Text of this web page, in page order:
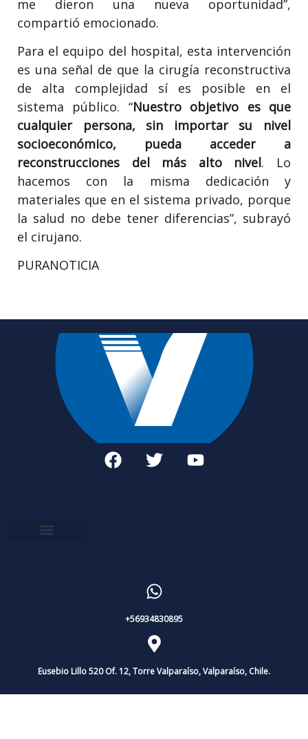
me dieron una nueva oportunidad”,
compartió emocionado.
Para el equipo del hospital, esta intervención
es una señal de que la cirugía reconstructiva
de alta complejidad sí es posible en el
sistema público. “Nuestro objetivo es que
cualquier persona, sin importar su nivel
socioeconómico, pueda acceder a
reconstrucciones del más alto nivel. Lo
hacemos con la misma dedicación y
materiales que en el sistema privado, porque
la salud no debe tener diferencias”, subrayó
el cirujano.
PURANOTICIA
+56934830895
Eusebio Lillo 520 Of. 12, Torre Valparaíso, Valparaíso, Chile.